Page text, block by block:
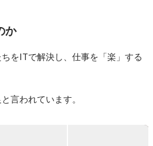
か
をITで解決し、仕事を「楽」する
言われています。